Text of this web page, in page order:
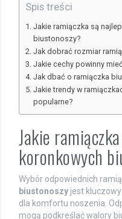
Spis treści
Jakie ramiączka są
biustonoszy?
Jak dobrać rozmiar
Jakie cechy powinny
Jak dbać o ramiączka
Jakie trendy w
popularne?
Jakie
koronkowych
Wybór odpowiednich
biustonoszy jest
dla komfortu noszenia.
mogą podkreślać walory